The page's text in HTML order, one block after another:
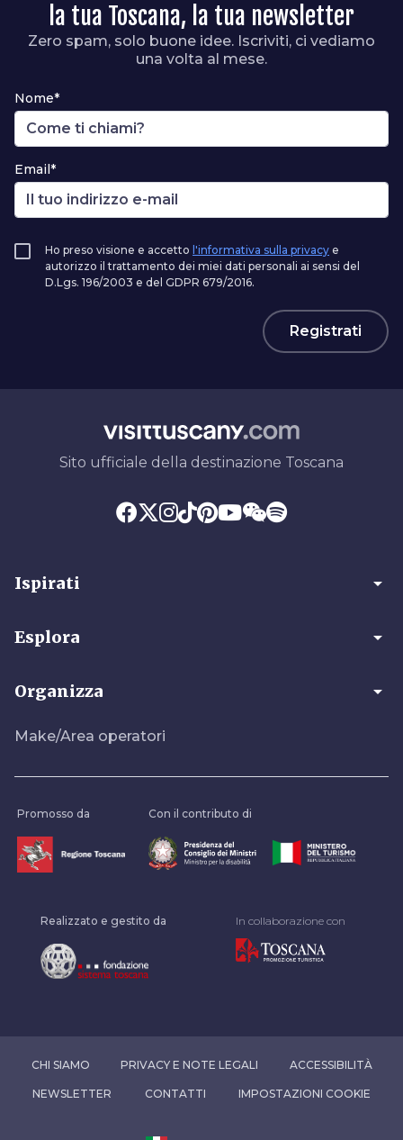
la tua Toscana, la tua newsletter
Zero spam, solo buone idee. Iscriviti, ci vediamo
una volta al mese.
Nome*
Email*
Ho preso visione e accetto l'informativa sulla privacy e
autorizzo il trattamento dei miei dati personali ai sensi del
D.Lgs. 196/2003 e del GDPR 679/2016.
Registrati
Sito ufficiale della destinazione Toscana
Ispirati arrow_drop_down
Esplora arrow_drop_down
Organizza arrow_drop_down
Make/Area operatori
Promosso da Con il contributo di
Realizzato e gestito da In collaborazione con
CHI SIAMO PRIVACY E NOTE LEGALI ACCESSIBILITÀ
NEWSLETTER CONTATTI IMPOSTAZIONI COOKIE